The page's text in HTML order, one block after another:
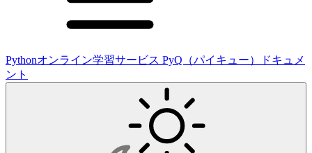
Pythonオンライン学習サービス PyQ（パイキュー）ドキュメ
ント